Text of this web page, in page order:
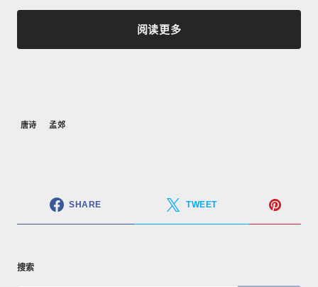
阅读更多
唐诗 孟郊
SHARE TWEET
搜索